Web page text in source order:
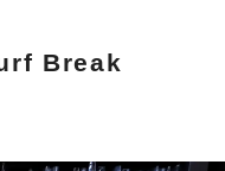
Break